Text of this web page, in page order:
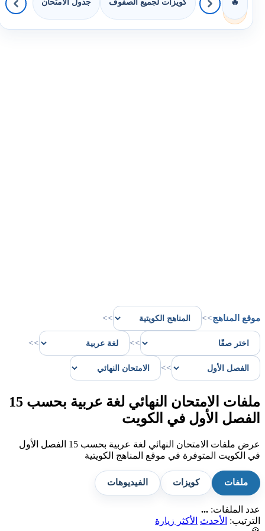
🔥 كويزات لجميع الصفوف جدول الامتحان
موقع المناهج>>
>>
>>
>>
>>
ملفات الامتحان النهائي لغة عربية بحسب 15
الفصل الأول في الكويت
عرض ملفات الامتحان النهائي لغة عربية بحسب 15 الفصل الأول
في الكويت المتوفرة في موقع المناهج الكويتية
ملفات كويزات الفيديوهات
عدد الملفات: ...
الترتيب:
الأحدث
الأكثر زيارة